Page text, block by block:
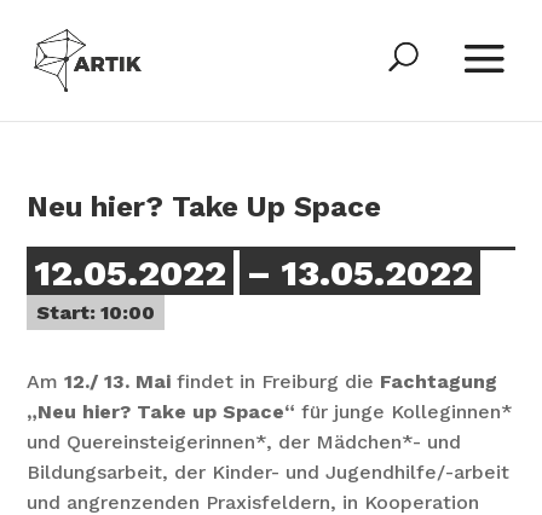
Neu hier? Take Up Space
12.05.2022 – 13.05.2022
Start: 10:00
Am12./ 13. Mai findet in Freiburg die Fachtagung
„Neu hier? Take up Space“ für junge Kolleginnen*
und Quereinsteigerinnen*, der Mädchen*- und
Bildungsarbeit, der Kinder- und Jugendhilfe/-arbeit
und angrenzenden Praxisfeldern, in Kooperation